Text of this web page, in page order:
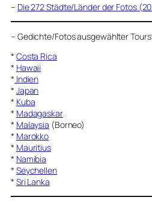
– Die 272 Städte/Länder der Fotos
– Gedichte/Fotos ausgewählter
* Costa Rica
* Hawaii
* Indien
* Japan
* Kuba
* Madagaskar
* Malaysia (Borneo)
* Marokko
* Mauritius
* Namibia
* Seychellen
* Sri Lanka